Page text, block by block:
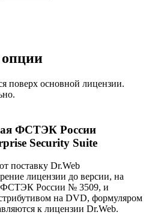
поверх основной лицензии.
ФСТЭК России
Security Suite
поставку Dr.Web
лицензии до версии, на
ФСТЭК России № 3509, и
на DVD, формуляром
к лицензии Dr.Web.